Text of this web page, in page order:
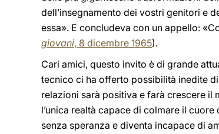
dell’insegnamento dei vostri genitori e
essa». E concludeva con un appello:
giovani, 8 dicembre 1965).
Cari amici, questo invito è di grande
tecnico ci ha offerto possibilità inedite
relazioni sarà positiva e farà crescere il
l’unica realtà capace di colmare il
senza speranza e diventa incapace di